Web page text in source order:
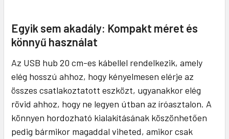
Egyik sem akadály: Kompakt méret és
könnyű használat
Az USB hub 20 cm-es kábellel rendelkezik, amely
elég hosszú ahhoz, hogy kényelmesen elérje az
összes csatlakoztatott eszközt, ugyanakkor elég
rövid ahhoz, hogy ne legyen útban az íróasztalon. A
könnyen hordozható kialakításának köszönhetően
pedig bármikor magaddal viheted, amikor csak